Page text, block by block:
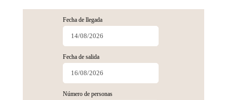
Fecha de llegada
Fecha de salida
Número de personas